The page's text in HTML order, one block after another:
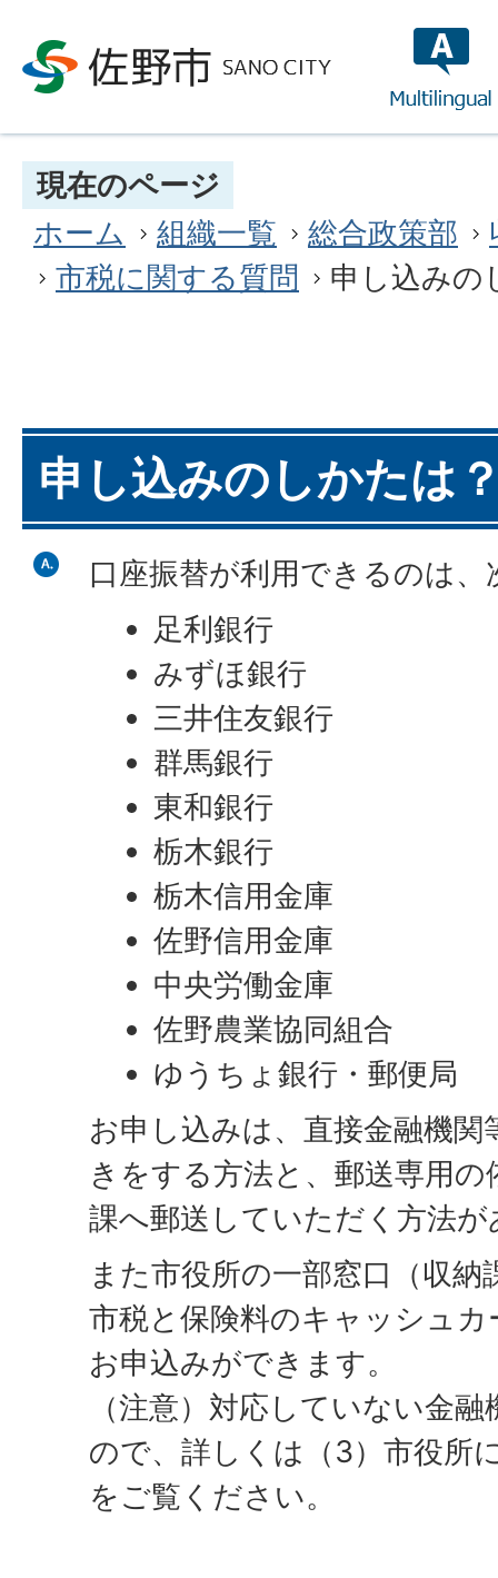
現在のページ
ホーム
組織一覧 総合政策部
市税に関する質問
申し込みの
申し込みのしかたは
口座振替が利用できるのは
足利銀行
みずほ銀行
三井住友銀行
群馬銀行
東和銀行
栃木銀行
栃木信用金庫
佐野信用金庫
中央労働金庫
佐野農業協同組合
ゆうちょ銀行・郵便局
お申し込みは、直接金融機
きをする方法と、郵送専用
課へ郵送していただく方法
また市役所の一部窓口（収納
市税と保険料のキャッシュ
お申込みができます。
（注意）対応していない金
ので、詳しくは（3）市役所
をご覧ください。